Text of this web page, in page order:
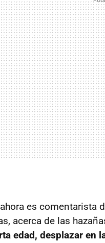
es comentarista
acerca de las
edad, desplazar en